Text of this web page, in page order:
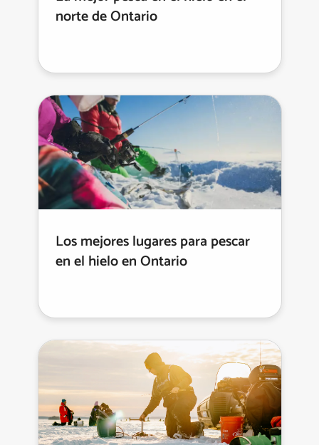
norte de Ontario
Los mejores lugares para pescar
en el hielo en Ontario